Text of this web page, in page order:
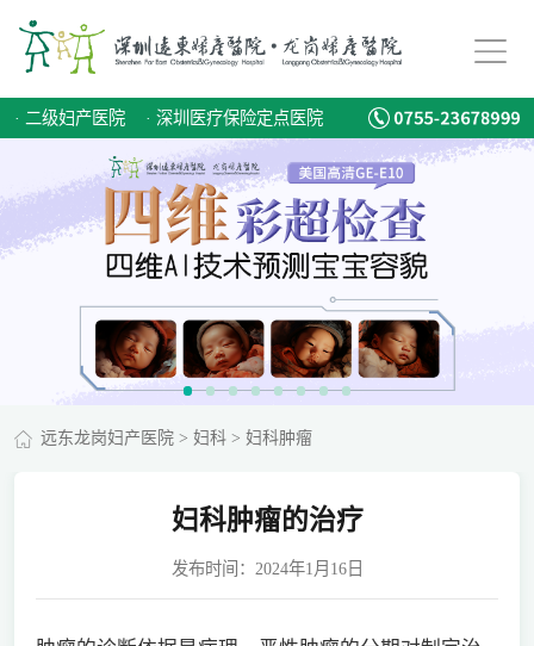
· 二级妇产医院 · 深圳医疗保险定点医院
远东龙岗妇产医院> 妇科> 妇科肿瘤
妇科肿瘤的治疗
发布时间：2024年1月16日